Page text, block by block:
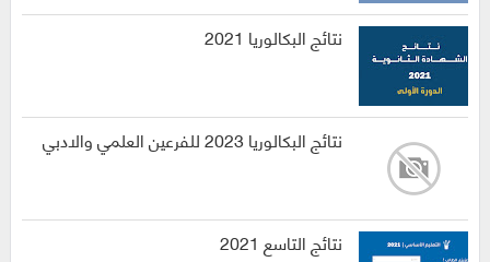
نتائج البكالوريا 2021
نتائج البكالوريا 2023 للفرعين العلمي والادبي
نتائج التاسع 2021